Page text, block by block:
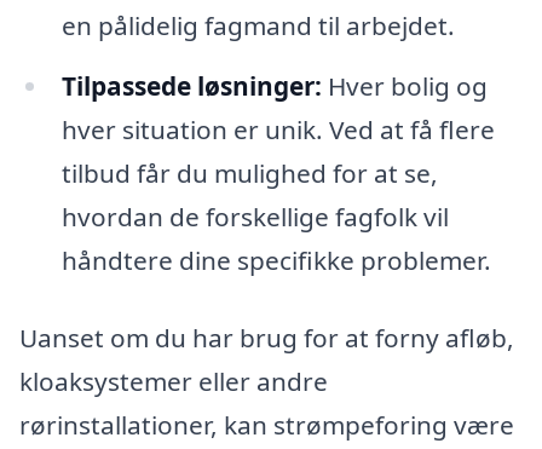
en pålidelig fagmand til arbejdet.
Tilpassede løsninger: Hver bolig og
hver situation er unik. Ved at få flere
tilbud får du mulighed for at se,
hvordan de forskellige fagfolk vil
håndtere dine specifikke problemer.
Uanset om du har brug for at forny afløb,
kloaksystemer eller andre
rørinstallationer, kan strømpeforing være